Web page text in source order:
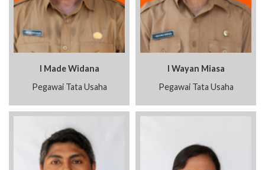
I Made Widana
Pegawai Tata Usaha
I Wayan Miasa
Pegawai Tata Usaha